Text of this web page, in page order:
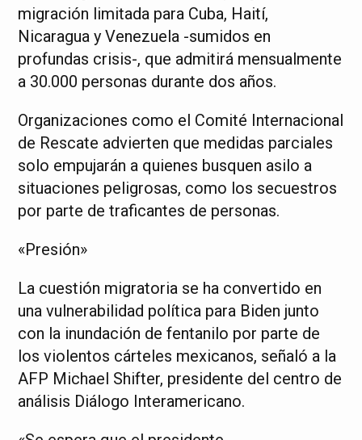
migración limitada para Cuba, Haití,
Nicaragua y Venezuela -sumidos en
profundas crisis-, que admitirá mensualmente
a 30.000 personas durante dos años.
Organizaciones como el Comité Internacional
de Rescate advierten que medidas parciales
solo empujarán a quienes busquen asilo a
situaciones peligrosas, como los secuestros
por parte de traficantes de personas.
«Presión»
La cuestión migratoria se ha convertido en
una vulnerabilidad política para Biden junto
con la inundación de fentanilo por parte de
los violentos cárteles mexicanos, señaló a la
AFP Michael Shifter, presidente del centro de
análisis Diálogo Interamericano.